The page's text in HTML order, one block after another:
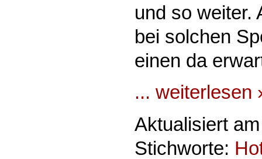
und so weiter.
bei solchen
einen da
... weiterlesen
Aktualisiert
Stichworte: